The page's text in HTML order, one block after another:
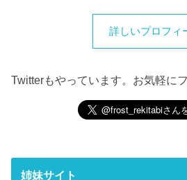
詳しいプロフィ
Twitterもやっています。お気軽に
姉妹サイト